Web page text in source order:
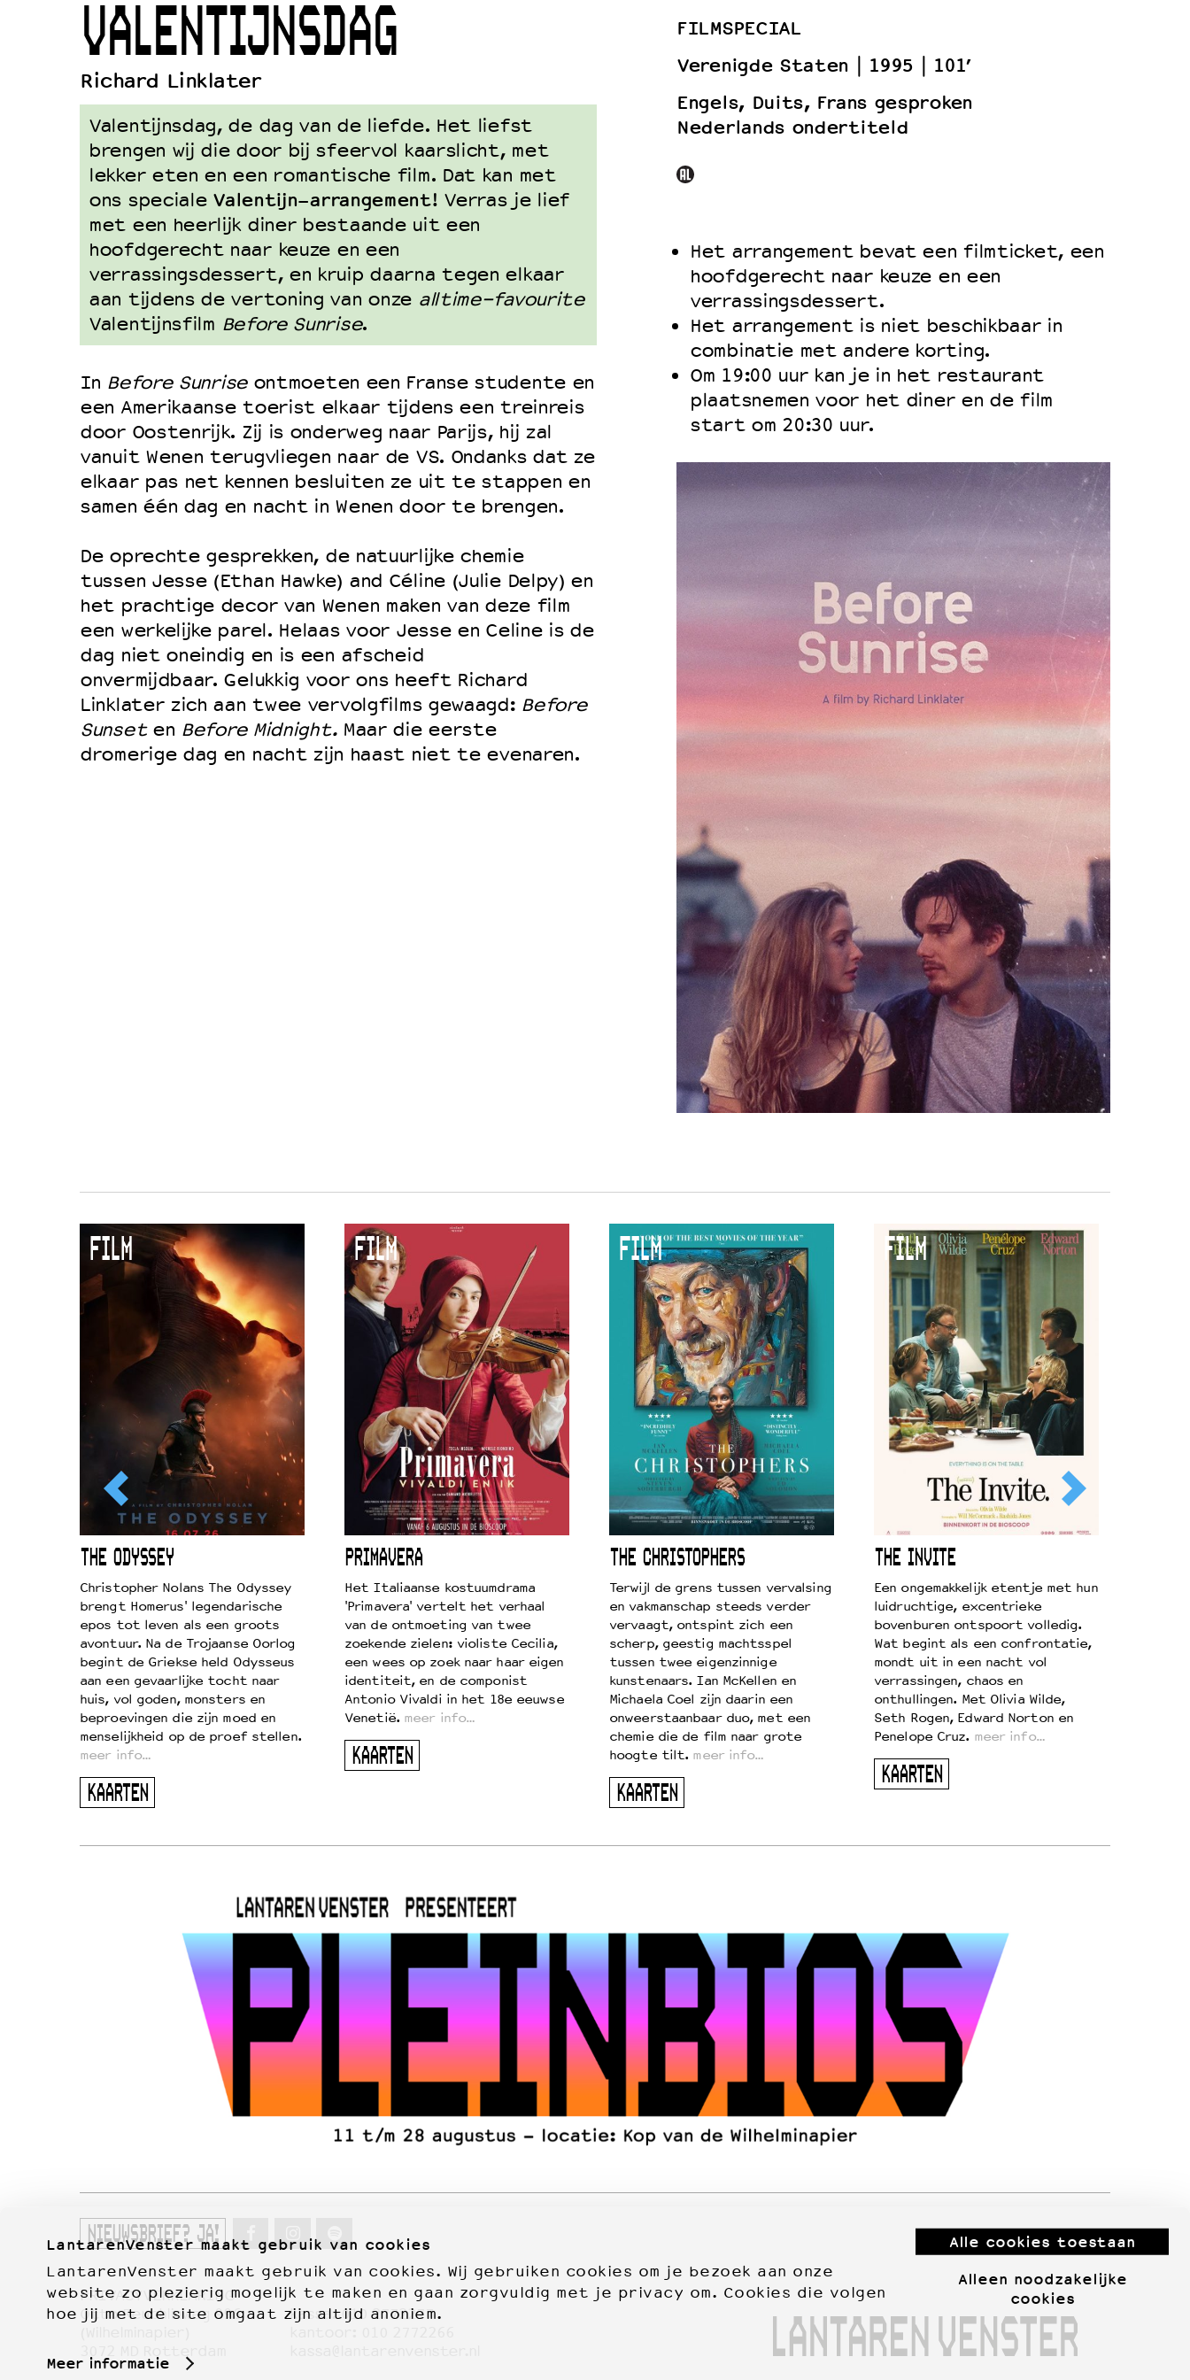
LantarenVenster maakt gebruik van cookies
LantarenVenster maakt gebruik van cookies. Wij gebruiken cookies om je bezoek aan onze
website zo plezierig mogelijk te maken en gaan zorgvuldig met je privacy om. Cookies die volgen
hoe jij met de site omgaat zijn altijd anoniem.
Meer informatie
Alle cookies toestaan
Alleen noodzakelijke
cookies
Duurzaamheid
Culturele boycot Israël
Ruimte voor artistieke vrijheid – VNPF
VALENTIJNSDAG
Richard Linklater
Valentijnsdag, de dag van de liefde. Het liefst
brengen wij die door bij sfeervol kaarslicht, met
lekker eten en een romantische film. Dat kan met
ons speciale Valentijn-arrangement! Verras je lief
met een heerlijk diner bestaande uit een
hoofdgerecht naar keuze en een
verrassingsdessert, en kruip daarna tegen elkaar
aan tijdens de vertoning van onze alltime-favourite
Valentijnsfilm Before Sunrise.
In Before Sunriseontmoeten een Franse studente en
een Amerikaanse toerist elkaar tijdens een treinreis
door Oostenrijk. Zij is onderweg naar Parijs, hij zal
vanuit Wenen terugvliegen naar de VS. Ondanks dat ze
elkaar pas net kennen besluiten ze uit te stappen en
samen één dag en nacht in Wenen door te brengen.
De oprechte gesprekken, de natuurlijke chemie
tussen Jesse (Ethan Hawke) and Céline (Julie Delpy) en
het prachtige decor van Wenen maken van deze film
een werkelijke parel. Helaas voor Jesse en Celine is de
dag niet oneindig en is een afscheid
onvermijdbaar. Gelukkig voor ons heeft Richard
Linklater zich aan twee vervolgfilms gewaagd: Before
Sunseten Before Midnight.Maar die eerste
dromerige dag en nacht zijn haast niet te evenaren.
FILMSPECIAL
Verenigde Staten
1995
101’
Engels, Duits, Frans gesproken
Nederlands ondertiteld
Het arrangement bevat een filmticket, een
hoofdgerecht naar keuze en een
verrassingsdessert.
Het arrangement is niet beschikbaar in
combinatie met andere korting.
Om 19:00 uur kan je in het restaurant
plaatsnemen voor het diner en de film
start om 20:30 uur.
FILM
THE ODYSSEY
Christopher Nolans The Odyssey
brengt Homerus' legendarische
epos tot leven als een groots
avontuur. Na de Trojaanse Oorlog
begint de Griekse held Odysseus
aan een gevaarlijke tocht naar
huis, vol goden, monsters en
beproevingen die zijn moed en
menselijkheid op de proef stellen.
meer info…
KAARTEN
FILM
PRIMAVERA
Het Italiaanse kostuumdrama
'Primavera' vertelt het verhaal
van de ontmoeting van twee
zoekende zielen: violiste Cecilia,
een wees op zoek naar haar eigen
identiteit, en de componist
Antonio Vivaldi in het 18e eeuwse
Venetië. meer info…
KAARTEN
FILM
THE CHRISTOPHERS
Terwijl de grens tussen vervalsing
en vakmanschap steeds verder
vervaagt, ontspint zich een
scherp, geestig machtsspel
tussen twee eigenzinnige
kunstenaars. Ian McKellen en
Michaela Coel zijn daarin een
onweerstaanbaar duo, met een
chemie die de film naar grote
hoogte tilt. meer info…
KAARTEN
FILM
THE INVITE
Een ongemakkelijk etentje met hun
luidruchtige, excentrieke
bovenburen ontspoort volledig.
Wat begint als een confrontatie,
mondt uit in een nacht vol
verrassingen, chaos en
onthullingen. Met Olivia Wilde,
Seth Rogen, Edward Norton en
Penelope Cruz. meer info…
KAARTEN
NIEUWSBRIEF? JA!
PRIVACYVERKLARING
Otto Reuchlinweg 996
3072 MD Rotterdam
kassa:010 2772277